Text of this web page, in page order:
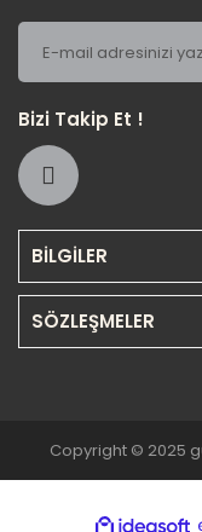
BİLGİLER
SÖZLEŞMELER
Bizi Takip Et !
Copyright © 2025